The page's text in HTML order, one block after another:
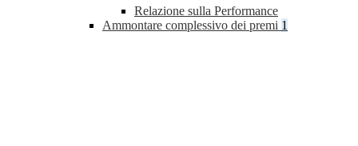
Relazione sulla Performance
Ammontare complessivo dei premi 1